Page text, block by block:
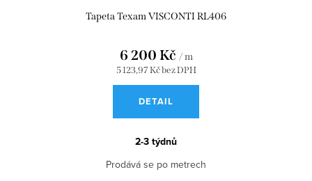
Tapeta Texam VISCONTI RL406
5 123,97 Kč bez DPH
6 200 Kč / m
DETAIL
2-3 týdnů
Prodává se po metrech